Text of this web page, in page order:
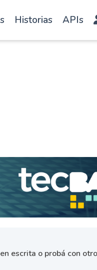
Historias APIs
escrita o probá con